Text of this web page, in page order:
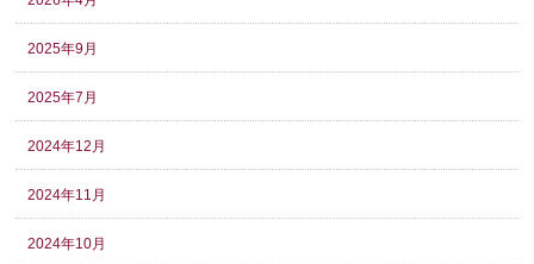
2025年9月
2025年7月
2024年12月
2024年11月
2024年10月